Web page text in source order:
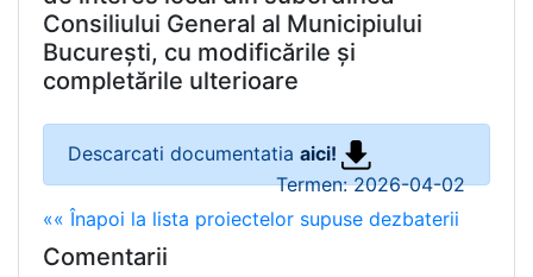
Consiliului General al Municipiului
București, cu modificările și
completările ulterioare
Descarcati documentatia aici!
Termen: 2026-04-02
«« Înapoi la lista proiectelor supuse dezbaterii
Comentarii